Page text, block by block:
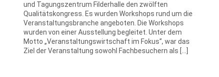
und Tagungszentrum Filderhalle den zwölften
Qualitätskongress. Es wurden Workshops rund um die
Veranstaltungsbranche angeboten. Die Workshops
wurden von einer Ausstellung begleitet. Unter dem
Motto „Veranstaltungswirtschaft im Fokus“, war das
Ziel der Veranstaltung sowohl Fachbesuchern als […]